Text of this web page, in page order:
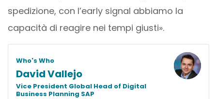
spedizione, con l’early signal abbiamo la
capacità di reagire nei tempi giusti».
Who's Who
David Vallejo
Vice President Global Head of Digital
Business Planning SAP